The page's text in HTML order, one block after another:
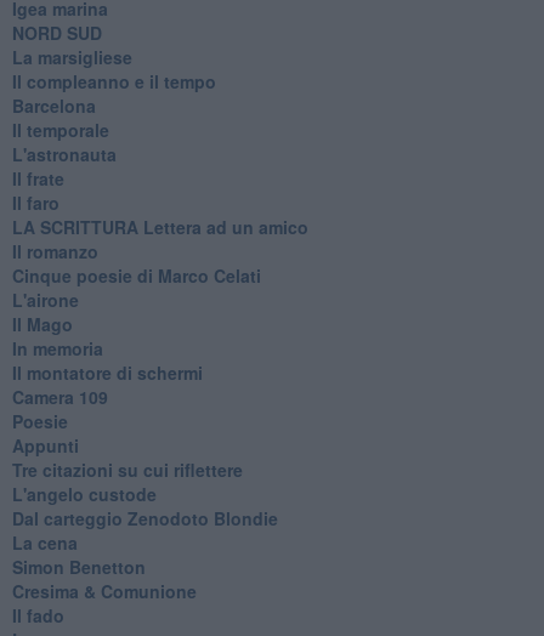
Igea marina
​NORD SUD
La marsigliese
Il compleanno e il tempo
Barcelona
Il temporale
L'astronauta
Il frate
Il faro
​LA SCRITTURA Lettera ad un amico
Il romanzo
Cinque poesie di Marco Celati
L'airone
Il Mago
In memoria
Il montatore di schermi
Camera 109
Poesie
Appunti
Tre citazioni su cui riflettere
L'angelo custode
Dal carteggio Zenodoto Blondie
La cena
Simon Benetton
Cresima & Comunione
Il fado